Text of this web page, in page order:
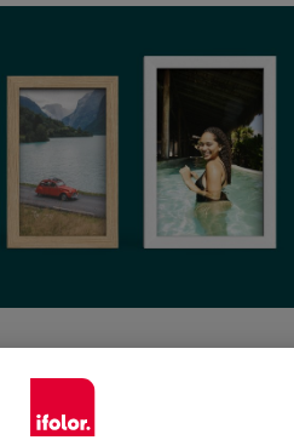
photo, vous avez le choix